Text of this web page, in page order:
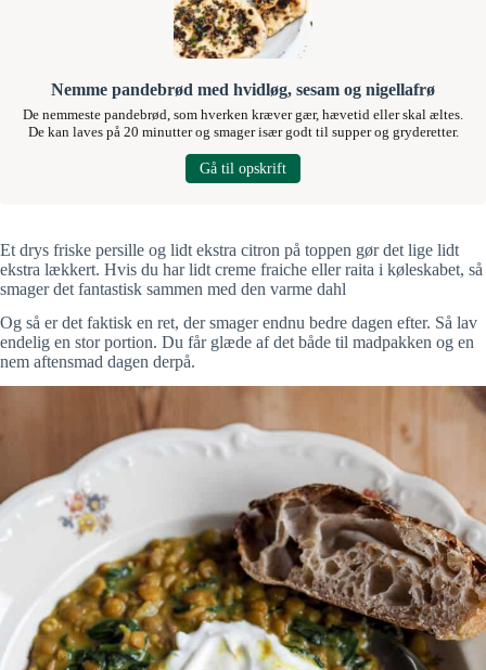
Nemme pandebrød med hvidløg, sesam og nigellafrø
De nemmeste pandebrød, som hverken kræver gær, hævetid eller skal æltes.
De kan laves på 20 minutter og smager især godt til supper og gryderetter.
Gå til opskrift
Et drys friske persille og lidt ekstra citron på toppen gør det lige lidt
ekstra lækkert. Hvis du har lidt creme fraiche eller raita i køleskabet, så
smager det fantastisk sammen med den varme dahl
Og så er det faktisk en ret, der smager endnu bedre dagen efter. Så lav
endelig en stor portion. Du får glæde af det både til madpakken og en
nem aftensmad dagen derpå.